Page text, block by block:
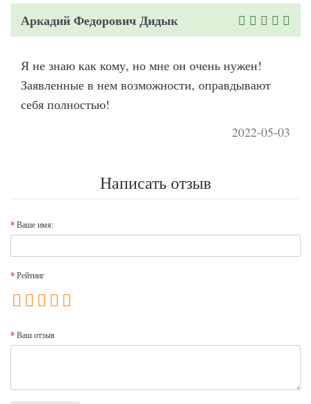
Аркадий Федорович Дидык
Я не знаю как кому, но мне он очень нужен!
Заявленные в нем возможности, оправдывают
себя полностью!
2022-05-03
Написать отзыв
Ваше имя:
Рейтинг
Ваш отзыв